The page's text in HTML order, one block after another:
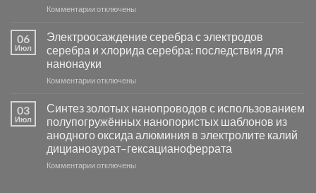
основе
группы
Комментариик
фотокаталитической
активности
Хлорида
Серебра-
в
видимом
свете
с
помощью
модификации
отключены
06
Июл
Электроосаждение серебра с электродов
серебра и хлорида серебра: последствия для
нанонауки
Комментариик
серебра
с
электродов
серебра
и
отключены
03
Июл
Синтез золотых нанопроводов с использованием
полупогружённых нанопористых шаблонов из
анодного оксида алюминия в электролите калий
дицианоаурат–гексацианоферрата
Комментариикотключены